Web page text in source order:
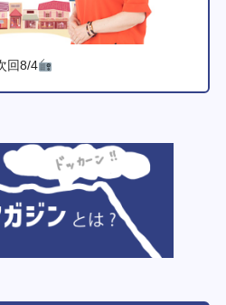
回8/4